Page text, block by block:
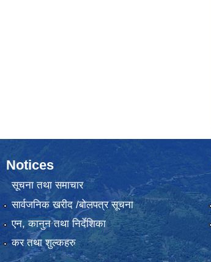
Notices
सूचना तथा समाचार
सार्वजनिक खरीद /बोलपत्र सूचना
एन, कानुन तथा निर्देशिका
कर तथा शुल्कहरु